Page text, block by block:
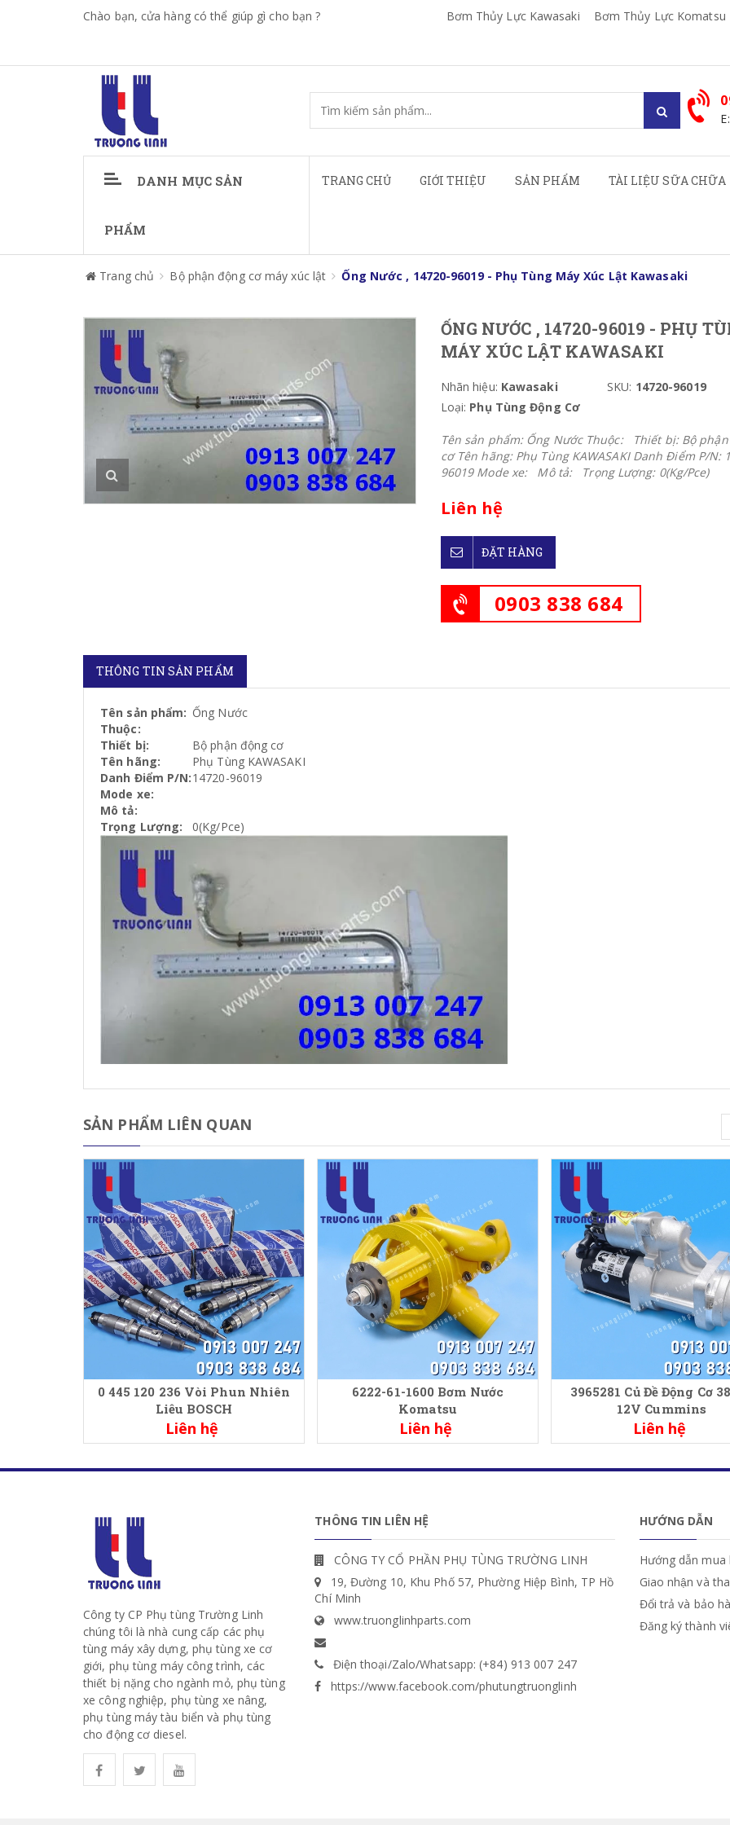
Chào bạn, cửa hàng có thể giúp gì cho bạn ? Bơm Thủy Lực Kawasaki Bơm Thủy Lực Komatsu
DANH MỤC SẢN
PHẨM
TRANG CHỦ GIỚI THIỆU SẢN PHẨM TÀI LIỆU SỮA CHỮA
Trang chủ Bộ phận động cơ máy xúc lật Ống Nước , 14720-96019 - Phụ Tùng Máy Xúc Lật Kawasaki
ỐNG NƯỚC , 14720-96019 - PHỤ
MÁY XÚC LẬT KAWASAKI
Nhãn hiệu: Kawasaki SKU: 14720-96019
Loại: Phụ Tùng Động Cơ
Tên sản phẩm: Ống Nước Thuộc: Thiết bị: Bộ
cơ Tên hãng: Phụ Tùng KAWASAKI Danh Điểm P/N:
96019 Mode xe: Mô tả: Trọng Lượng: 0(Kg/Pce)
Liên hệ
ĐẶT HÀNG
0903 838 684
THÔNG TIN SẢN PHẨM
Tên sản phẩm: Ống Nước
Thuộc:
Thiết bị:
Bộ phận động cơ
Tên hãng:
Phụ Tùng KAWASAKI
Danh Điểm P/N:14720-96019
Mode xe:
Mô tả:
Trọng Lượng:
0(Kg/Pce)
SẢN PHẨM LIÊN QUAN
0 445 120 236 Vòi Phun Nhiên
Liệu BOSCH
Liên hệ
6222-61-1600 Bơm Nước
Komatsu
Liên hệ
3965281 Củ Đề Động Cơ
12V Cummins
Liên hệ
Công ty CP Phụ tùng Trường Linh
chúng tôi là nhà cung cấp các phụ
tùng máy xây dựng, phụ tùng xe cơ
giới, phụ tùng máy công trình, các
thiết bị nặng cho ngành mỏ, phụ tùng
xe công nghiệp, phụ tùng xe nâng,
phụ tùng máy tàu biển và phụ tùng
cho động cơ diesel.
THÔNG TIN LIÊN HỆ
CÔNG TY CỔ PHẦN PHỤ TÙNG TRƯỜNG LINH
19, Đường 10, Khu Phố 57, Phường Hiệp Bình, TP Hồ
Chí Minh
www.truonglinhparts.com
Điện thoại/Zalo/Whatsapp: (+84) 913 007 247
https://www.facebook.com/phutungtruonglinh
HƯỚNG DẪN
Hướng dẫn mua
Giao nhận và
Đổi trả và bảo
Đăng ký thành